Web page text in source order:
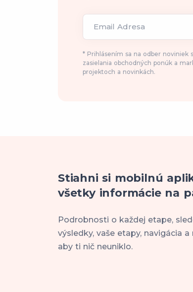
Email Adresa
* Prihlásením sa na odber noviniek
zasielania obchodných ponúk a
projektoch a novinkách.
Stiahni si mobilnú
všetky informácie na
Podrobnosti o každej etape,
výsledky, vaše etapy, navigácia
aby ti nič neuniklo.